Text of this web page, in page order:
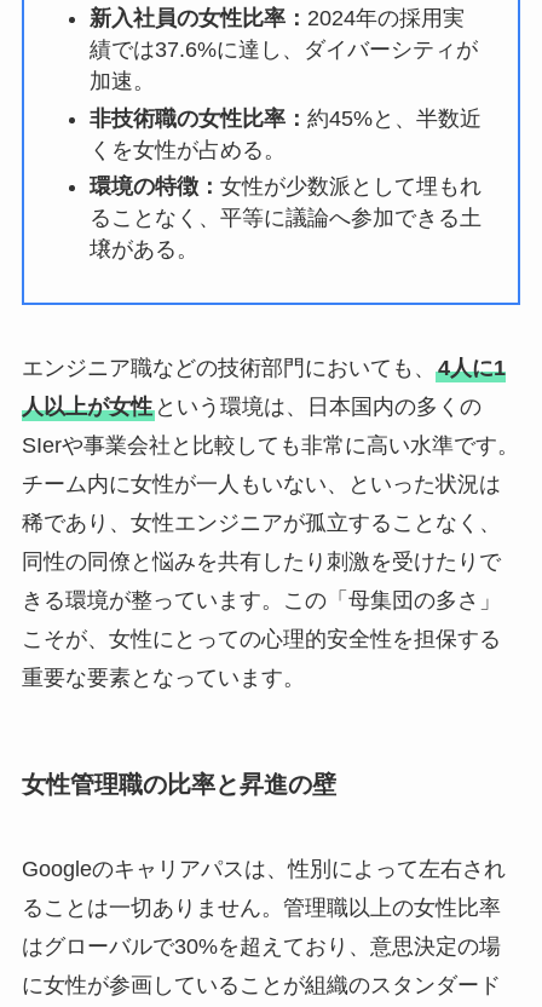
新入社員の女性比率： 2024年の採用実
績では37.6%に達し、ダイバーシティが
加速。
非技術職の女性比率： 約45%と、半数近
くを女性が占める。
環境の特徴： 女性が少数派として埋もれ
ることなく、平等に議論へ参加できる土
壌がある。
エンジニア職などの技術部門においても、 4人に1
人以上が女性という環境は、日本国内の多くの
SIerや事業会社と比較しても非常に高い水準です。
チーム内に女性が一人もいない、といった状況は
稀であり、女性エンジニアが孤立することなく、
同性の同僚と悩みを共有したり刺激を受けたりで
きる環境が整っています。この「母集団の多さ」
こそが、女性にとっての心理的安全性を担保する
重要な要素となっています。
女性管理職の比率と昇進の壁
Googleのキャリアパスは、性別によって左右され
ることは一切ありません。管理職以上の女性比率
はグローバルで30%を超えており、意思決定の場
に女性が参画していることが組織のスタンダード